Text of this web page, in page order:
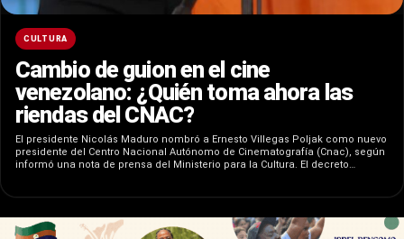
CULTURA
Cambio de guion en el cine
venezolano: ¿Quién toma ahora las
riendas del CNAC?
El presidente Nicolás Maduro nombró a Ernesto Villegas Poljak como nuevo
presidente del Centro Nacional Autónomo de Cinematografía (Cnac), según
informó una nota de prensa del Ministerio para la Cultura. El decreto…